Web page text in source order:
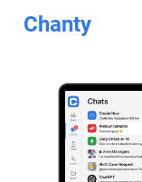
Chanty